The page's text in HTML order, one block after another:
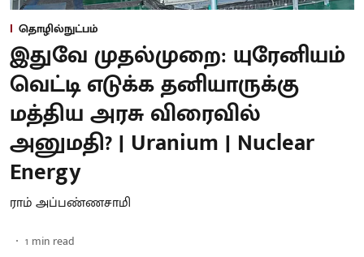
தொழில்நுட்பம்
இதுவே முதல்முறை: யுரேனியம்
வெட்டி எடுக்க தனியாருக்கு
மத்திய அரசு விரைவில்
அனுமதி? | Uranium | Nuclear
Energy
ராம் அப்பண்ணசாமி
1 min read